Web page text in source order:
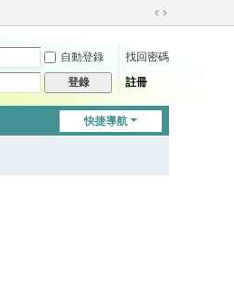
切
到
自動登錄
找回密碼
登錄 註冊
快捷導航